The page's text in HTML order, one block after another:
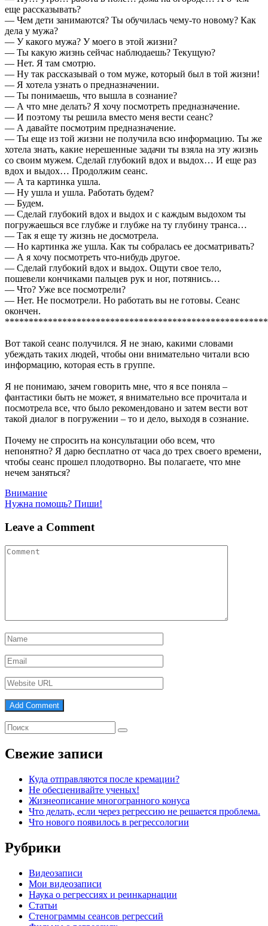
еще рассказывать?
— Чем дети занимаются? Ты обучилась чему-то новому? Как
дела у мужа?
— У какого мужа? У моего в этой жизни?
— Ты какую жизнь сейчас наблюдаешь? Текущую?
— Нет. Я там смотрю.
— Ну так рассказывай о том муже, который был в той жизни!
— Я хотела узнать о предназначении.
— Ты понимаешь, что вышла в сознание?
— А что мне делать? Я хочу посмотреть предназначение.
— И поэтому ты решила вместо меня вести сеанс?
— А давайте посмотрим предназначение.
— Ты еще из той жизни не получила всю информацию. Ты же
хотела знать, какие нерешенные задачи ты взяла на эту жизнь
со своим мужем. Сделай глубокий вдох и выдох… И еще раз
вдох и выдох… Продолжим сеанс.
— А та картинка ушла.
— Ну ушла и ушла. Работать будем?
— Будем.
— Сделай глубокий вдох и выдох и с каждым выдохом ты
погружаешься все глубже и глубже на ту глубину транса…
— Так я еще ту жизнь не досмотрела.
— Но картинка же ушла. Как ты собралась ее досматривать?
— А я хочу посмотреть что-нибудь другое.
— Сделай глубокий вдох и выдох. Ощути свое тело,
пошевели кончиками пальцев рук и ног, потянись…
— Что? Уже все посмотрели?
— Нет. Не посмотрели. Но работать вы не готовы. Сеанс
окончен.
Вот такой сеанс получился. Я не знаю, какими словами
убеждать таких людей, чтобы они внимательно читали всю
информацию, которая есть в группе.
Я не понимаю, зачем говорить мне, что я все поняла –
фантастики быть не может, я внимательно все прочитала и
посмотрела все, что было рекомендовано и затем вести вот
такой диалог в погружении – то и дело, выходя в сознание.
Почему не спросить на консультации обо всем, что
непонятно? Я дарю бесплатно от часа до трех своего времени,
чтобы сеанс прошел плодотворно. Вы полагаете, что мне
нечем заняться?
Навигация
по
записям
Внимание
Нужна помощь? Пиши!
Leave a Comment
Свежие записи
Куда отправляются после кремации?
Не обесценивайте ученых!
Жизнеописание многогранного конуса
Что делать, если через регрессию не решается проблема.
Что нового появилось в регрессологии
Рубрики
Видеозаписи
Мои видеозаписи
Наука о регрессиях и реинкарнации
Статьи
Стенограммы сеансов регрессий